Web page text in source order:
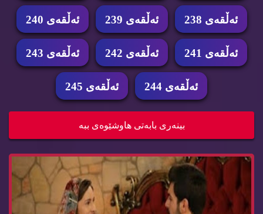
ئه‌ڵقه‌ی 238 ئه‌ڵقه‌ی 239 ئه‌ڵقه‌ی 240
ئه‌ڵقه‌ی 241 ئه‌ڵقه‌ی 242 ئه‌ڵقه‌ی 243
ئه‌ڵقه‌ی 244 ئه‌ڵقه‌ی 245
بینه‌ری بابه‌تی هاوشێوه‌ی ببه‌
درامای بوکی تازە ئەڵقەی 242 buki taza